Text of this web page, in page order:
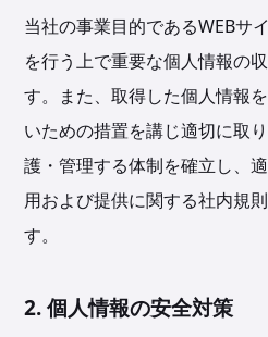
当社の事業目的であるWEBサ
を行う上で重要な個人情報の
す。また、取得した個人情報
いための措置を講じ適切に取
護・管理する体制を確立し、
用および提供に関する社内規
す。
2. 個人情報の安全対策